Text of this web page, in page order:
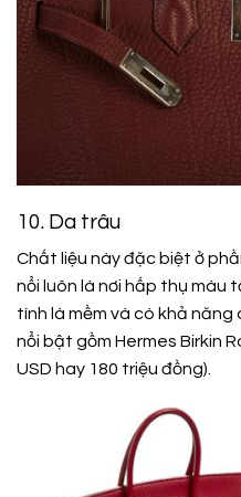
10. Da trâu
Chất liệu này đặc biệt ở
nổi luôn là nơi hấp thụ màu
tính là mềm và có khả
nổi bật gồm Hermes Birkin
USD hay 180 triệu đồng).